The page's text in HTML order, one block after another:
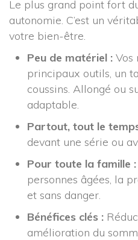
Le plus grand point fort
autonomie. C’est un
votre bien-être.
Peu de matériel : Vos
principaux outils, un
coussins. Allongé ou
adaptable.
Partout, tout le
devant une série ou
Pour toute la famille :
personnes âgées, la
et sans danger.
Bénéfices clés :
amélioration du